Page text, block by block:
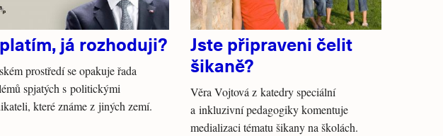
já rozhoduji?
prostředí se opakuje řada
spjatých s politickými
které známe z jiných zemí.
Jste připraveni čelit
šikaně?
Věra Vojtová z katedry speciální
a inkluzivní pedagogiky komentuje
medializaci tématu šikany na školách.